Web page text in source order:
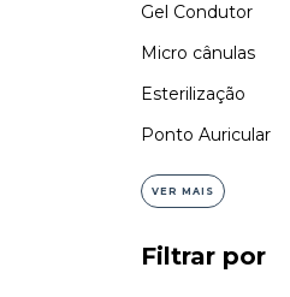
Gel Condutor
Micro cânulas
Esterilização
Ponto Auricular
VER MAIS
Filtrar por